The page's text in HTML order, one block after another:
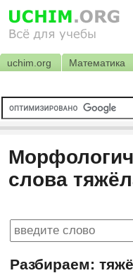
uchim.org Математика
слова
Разбираем: